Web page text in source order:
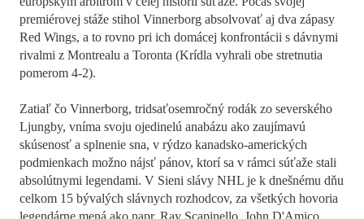
premiérovej stáže stihol Vinnerborg absolvovať aj dva zápasy
Red Wings, a to rovno pri ich domácej konfrontácii s dávnymi
rivalmi z Montrealu a Toronta (Krídla vyhrali obe stretnutia
pomerom 4-2).
Zatiaľ čo Vinnerborg, tridsaťosemročný rodák zo severského
Ljungby, vníma svoju ojedinelú anabázu ako zaujímavú
skúsenosť a splnenie sna, v rýdzo kanadsko-amerických
podmienkach možno nájsť pánov, ktorí sa v rámci súťaže stali
absolútnymi legendami. V Sieni slávy NHL je k dnešnému dňu
celkom 15 bývalých slávnych rozhodcov, za všetkých hovoria
legendárne mená ako napr. Ray Scapinello, John D'Amico,